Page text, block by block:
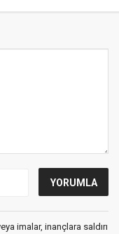
imalar, inançlara saldırı